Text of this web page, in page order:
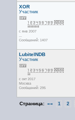
XOR
Участник
с янв 2007
...
Сообщений: 1407
LubitelNDB
Участник
с окт 2017
Москва
Сообщений: 295
Страница: «« 1 2